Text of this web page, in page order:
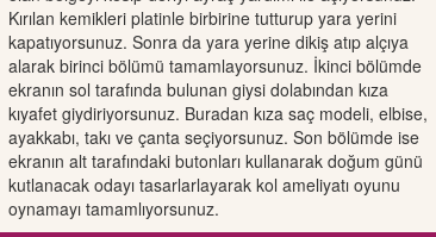
Kırılan kemikleri platinle birbirine tutturup yara yerini
kapatıyorsunuz. Sonra da yara yerine dikiş atıp alçıya
alarak birinci bölümü tamamlayorsunuz. İkinci bölümde
ekranın sol tarafında bulunan giysi dolabından kıza
kıyafet giydiriyorsunuz. Buradan kıza saç modeli, elbise,
ayakkabı, takı ve çanta seçiyorsunuz. Son bölümde ise
ekranın alt tarafındaki butonları kullanarak doğum günü
kutlanacak odayı tasarlarlayarak kol ameliyatı oyunu
oynamayı tamamlıyorsunuz.